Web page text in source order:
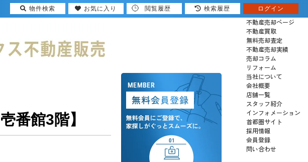
売りたい
不動産売却ページ
不動産買取
無料売却査定
不動産売却実績
売却コラム
リフォーム
当社について
会社概要
店舗一覧
スタッフ紹介
インフォメーション
首都圏サイト
採用情報
会員登録
問い合わせ
番館3階】
物件検索 お気に入り 閲覧履歴 検索履歴 ログイン